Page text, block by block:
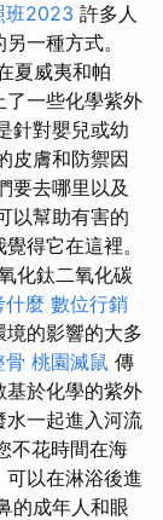
班2023 許多人
一種方式。
夏威夷和帕
了一些化學紫外
針對嬰兒或幼
皮膚和防禦因
要去哪里以及
以幫助有害的
得它在這裡。
化鈦二氧化碳
什麼 數位行銷
的影響的大多
骨 桃園滅鼠 傳
基於化學的紫外
水一起進入河流
不花時間在海
以在淋浴後進
的成年人和眼